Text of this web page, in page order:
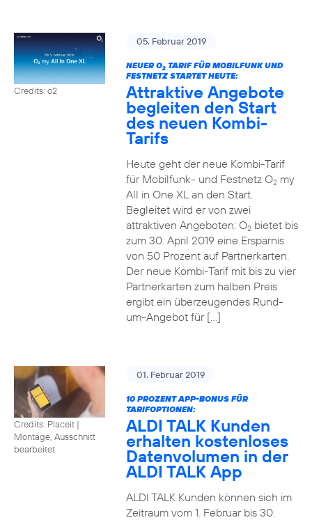
Credits: o2
05. Februar 2019
NEUER O2TARIF FÜR MOBILFUNK UND
FESTNETZ STARTET HEUTE:
Attraktive Angebote
begleiten den Start
des neuen Kombi-
Tarifs
Heute geht der neue Kombi-Tarif
für Mobilfunk- und Festnetz O2my
All in One XL an den Start.
Begleitet wird er von zwei
attraktiven Angeboten: O2bietet bis
zum 30. April 2019 eine Ersparnis
von 50 Prozent auf Partnerkarten.
Der neue Kombi-Tarif mit bis zu vier
Partnerkarten zum halben Preis
ergibt ein überzeugendes Rund-
um-Angebot für […]
Credits: Placeit |
Montage, Ausschnitt
bearbeitet
01. Februar 2019
10 PROZENT APP-BONUS FÜR
TARIFOPTIONEN:
ALDI TALK Kunden
erhalten kostenloses
Datenvolumen in der
ALDI TALK App
ALDI TALK Kunden können sich im
Zeitraum vom 1. Februar bis 30.